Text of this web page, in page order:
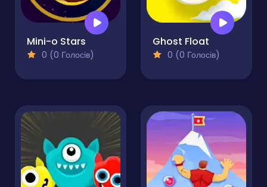
Mini-o Stars
0 (0 Голосів)
Ghost Float
0 (0 Голосів)